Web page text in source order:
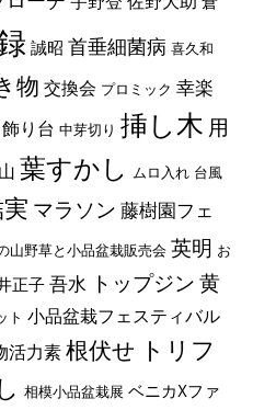
誠昭 首垂細菌病 喜久和
物 交換会 プロミック 幸楽
飾り台 中芽切り 挿し木 用
葉すかし ムロ入れ 台風
マラソン 藤樹園フェ
山野草と小品盆栽販売会 英明 お
正子 吾水 トップジン 黄
ト 小品盆栽フェスティバル
活力素根伏せ トリフ
相模小品盆栽展 ベニカXファ